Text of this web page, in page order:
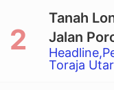
Headline
Toraja
Tanah
Jalan
Dende’
Total